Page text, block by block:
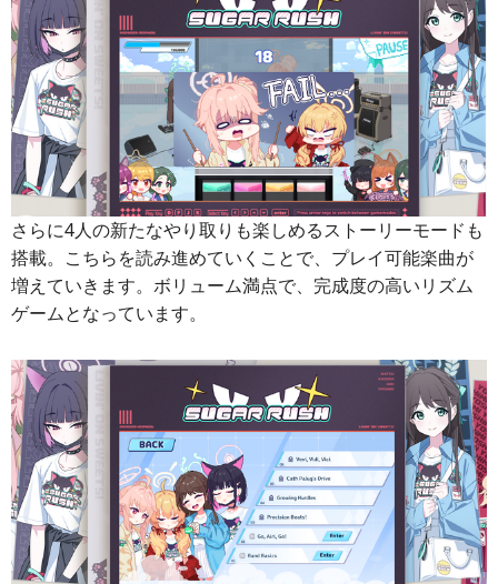
さらに4人の新たなやり取りも楽しめるストーリーモードも
搭載。こちらを読み進めていくことで、プレイ可能楽曲が
増えていきます。ボリューム満点で、完成度の高いリズム
ゲームとなっています。